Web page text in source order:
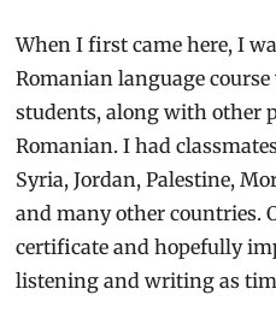
When I first came here, I
Romanian language
students, along with other
Romanian. I had
Syria, Jordan, Palestine,
and many other countries.
certificate and hopefully
listening and writing as